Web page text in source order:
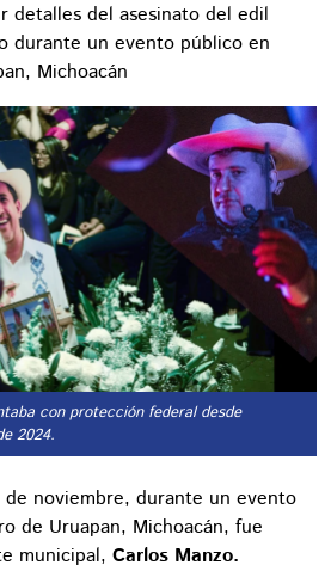
detalles del asesinato del edil
durante un evento público en
Michoacán
con protección federal desde
2024.
de noviembre, durante un evento
de Uruapan, Michoacán, fue
municipal, Carlos Manzo.